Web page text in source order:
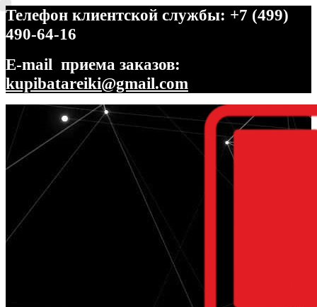
Телефон клиентской службы: +7 (499)
490-64-16
E-mail приема заказов:
kupibatareiki@gmail.com
Перейти
навигации
Перейти
содержимому